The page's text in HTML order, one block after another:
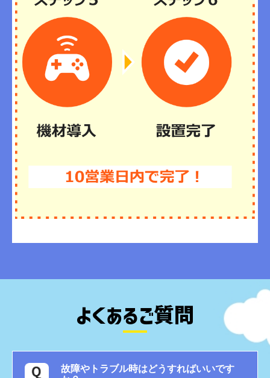
よくあるご質問
故障やトラブル時はどうすればいいです